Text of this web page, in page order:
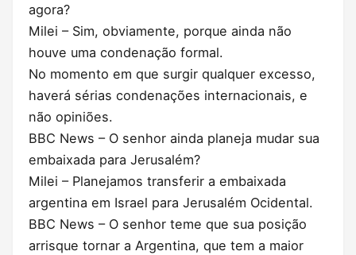
agora?
Milei – Sim, obviamente, porque ainda não
houve uma condenação formal.
No momento em que surgir qualquer excesso,
haverá sérias condenações internacionais, e
não opiniões.
BBC News – O senhor ainda planeja mudar sua
embaixada para Jerusalém?
Milei – Planejamos transferir a embaixada
argentina em Israel para Jerusalém Ocidental.
BBC News – O senhor teme que sua posição
arrisque tornar a Argentina, que tem a maior